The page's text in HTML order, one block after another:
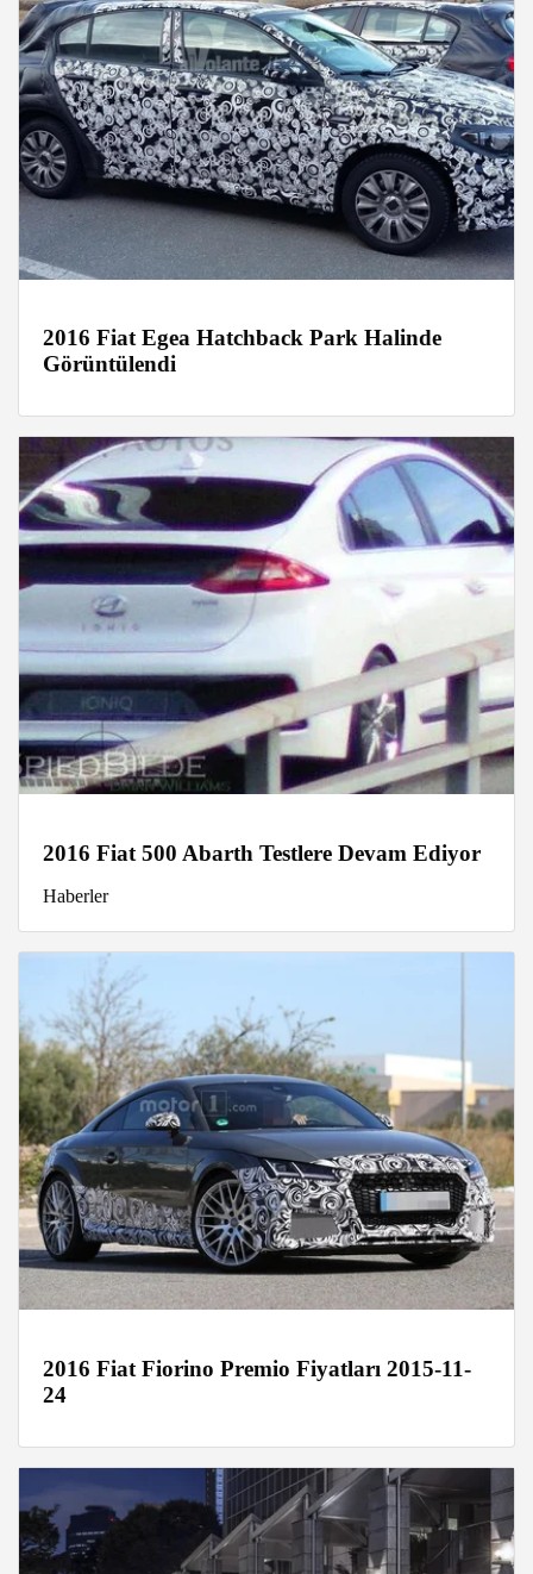
2016 Fiat Egea Hatchback Park Halinde
Görüntülendi
2016 Fiat 500 Abarth Testlere Devam Ediyor
Haberler
2016 Fiat Fiorino Premio Fiyatları 2015-11-
24